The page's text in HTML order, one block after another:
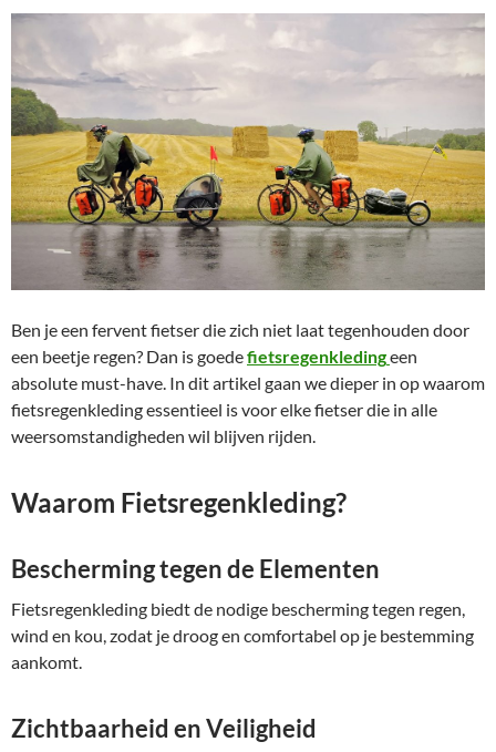
Ben je een fervent fietser die zich niet laat tegenhouden door
een beetje regen? Dan is goedefietsregenkledingeen
absolute must-have. In dit artikel gaan we dieper in op waarom
fietsregenkleding essentieel is voor elke fietser die in alle
weersomstandigheden wil blijven rijden.
Waarom Fietsregenkleding?
Bescherming tegen de Elementen
Fietsregenkleding biedt de nodige bescherming tegen regen,
wind en kou, zodat je droog en comfortabel op je bestemming
aankomt.
Zichtbaarheid en Veiligheid